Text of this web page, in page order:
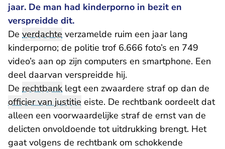
jaar. De man had kinderporno in bezit en
verspreidde dit.
De verdachte verzamelde ruim een jaar lang
kinderporno; de politie trof 6.666 foto’s en 749
video’s aan op zijn computers en smartphone. Een
deel daarvan verspreidde hij.
De rechtbank legt een zwaardere straf op dan de
officier van justitie eiste. De rechtbank oordeelt dat
alleen een voorwaardelijke straf de ernst van de
delicten onvoldoende tot uitdrukking brengt. Het
gaat volgens de rechtbank om schokkende